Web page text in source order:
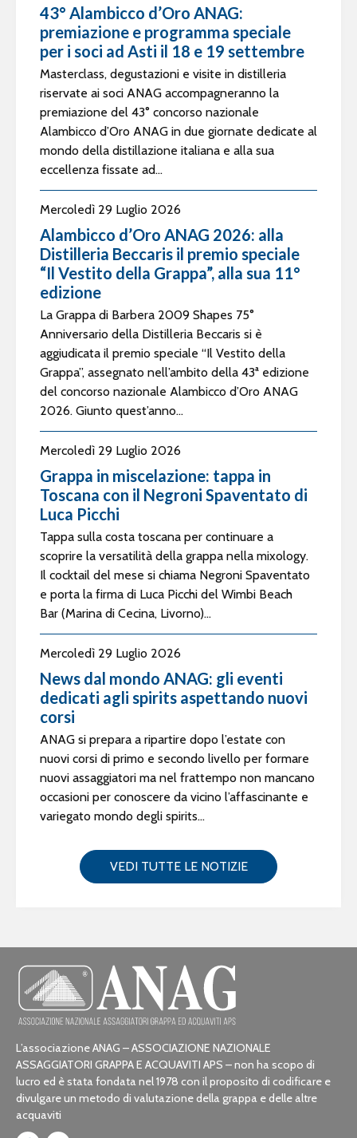
43° Alambicco d’Oro ANAG:
premiazione e programma speciale
per i soci ad Asti il 18 e 19 settembre
Masterclass, degustazioni e visite in distilleria
riservate ai soci ANAG accompagneranno la
premiazione del 43° concorso nazionale
Alambicco d’Oro ANAG in due giornate dedicate al
mondo della distillazione italiana e alla sua
eccellenza fissate ad...
Mercoledì 29 Luglio 2026
Alambicco d’Oro ANAG 2026: alla
Distilleria Beccaris il premio speciale
“Il Vestito della Grappa”, alla sua 11°
edizione
La Grappa di Barbera 2009 Shapes 75°
Anniversario della Distilleria Beccaris si è
aggiudicata il premio speciale “Il Vestito della
Grappa”, assegnato nell’ambito della 43ª edizione
del concorso nazionale Alambicco d’Oro ANAG
2026. Giunto quest’anno...
Mercoledì 29 Luglio 2026
Grappa in miscelazione: tappa in
Toscana con il Negroni Spaventato di
Luca Picchi
Tappa sulla costa toscana per continuare a
scoprire la versatilità della grappa nella mixology.
Il cocktail del mese si chiama Negroni Spaventato
e porta la firma di Luca Picchi del Wimbi Beach
Bar (Marina di Cecina, Livorno)...
Mercoledì 29 Luglio 2026
News dal mondo ANAG: gli eventi
dedicati agli spirits aspettando nuovi
corsi
ANAG si prepara a ripartire dopo l’estate con
nuovi corsi di primo e secondo livello per formare
nuovi assaggiatori ma nel frattempo non mancano
occasioni per conoscere da vicino l’affascinante e
variegato mondo degli spirits...
VEDI TUTTE LE NOTIZIE
L’associazione ANAG – ASSOCIAZIONE NAZIONALE
ASSAGGIATORI GRAPPA E ACQUAVITI APS – non ha scopo di
lucro ed è stata fondata nel 1978 con il proposito di codificare e
divulgare un metodo di valutazione della grappa e delle altre
acquaviti